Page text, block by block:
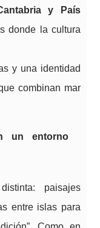
y País
donde la cultura
y una identidad
combinan mar
un entorno
paisajes
entre islas para